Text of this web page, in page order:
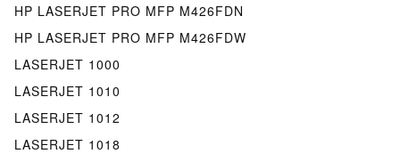
HP LASERJET PRO MFP M426FDN
HP LASERJET PRO MFP M426FDW
LASERJET 1000
LASERJET 1010
LASERJET 1012
LASERJET 1018